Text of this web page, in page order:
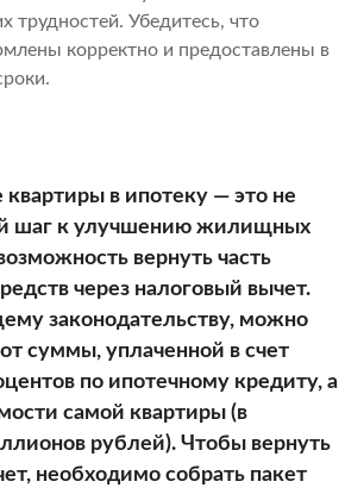
трудностей. Убедитесь, что
корректно и предоставлены в
в ипотеку — это не
шаг к улучшению жилищных
вернуть часть
через налоговый вычет.
законодательству, можно
суммы, уплаченной в счет
по ипотечному кредиту, а
самой квартиры (в
рублей). Чтобы вернуть
необходимо собрать пакет